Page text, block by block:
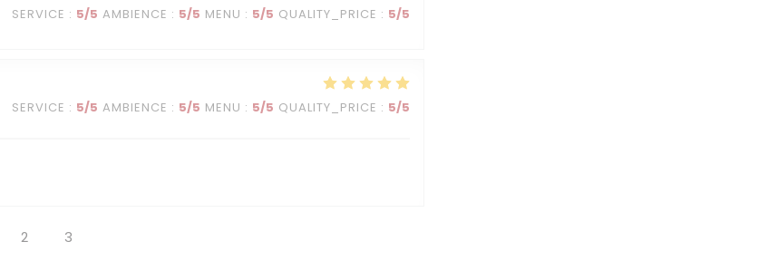
SERVICE : 5/5 AMBIENCE : 5/5 MENU : 5/5 QUALITY_PRICE : 5/5
SERVICE : 5/5 AMBIENCE : 5/5 MENU : 5/5 QUALITY_PRICE : 5/5
2 3